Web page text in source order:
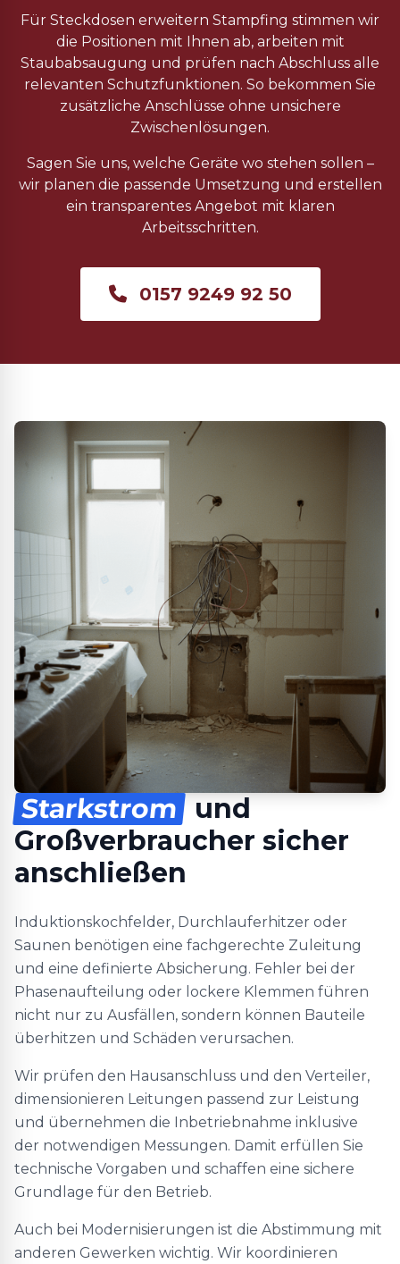
Für Steckdosen erweitern Stampfing stimmen wir
die Positionen mit Ihnen ab, arbeiten mit
Staubabsaugung und prüfen nach Abschluss alle
relevanten Schutzfunktionen. So bekommen Sie
zusätzliche Anschlüsse ohne unsichere
Zwischenlösungen.
Sagen Sie uns, welche Geräte wo stehen sollen –
wir planen die passende Umsetzung und erstellen
ein transparentes Angebot mit klaren
Arbeitsschritten.
0157 9249 92 50
Starkstrom
und
Großverbraucher sicher
anschließen
Induktionskochfelder, Durchlauferhitzer oder
Saunen benötigen eine fachgerechte Zuleitung
und eine definierte Absicherung. Fehler bei der
Phasenaufteilung oder lockere Klemmen führen
nicht nur zu Ausfällen, sondern können Bauteile
überhitzen und Schäden verursachen.
Wir prüfen den Hausanschluss und den Verteiler,
dimensionieren Leitungen passend zur Leistung
und übernehmen die Inbetriebnahme inklusive
der notwendigen Messungen. Damit erfüllen Sie
technische Vorgaben und schaffen eine sichere
Grundlage für den Betrieb.
Auch bei Modernisierungen ist die Abstimmung mit
anderen Gewerken wichtig. Wir koordinieren